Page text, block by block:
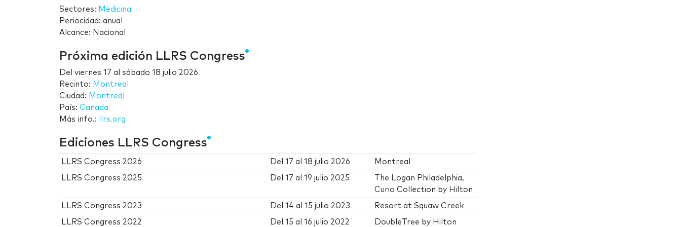
Sectores: Medicina
Periocidad: anual
Alcance: Nacional
Próxima edición LLRS Congress
Del viernes 17 al sábado 18 julio 2026
Recinto: Montreal
Ciudad: Montreal
País: Canada
Más info.:
llrs.org
Ediciones LLRS Congress
LLRS Congress 2026 Del17 al18 julio 2026 Montreal
LLRS Congress 2025 Del17 al19 julio 2025
The Logan Philadelphia,
Curio Collection by Hilton
LLRS Congress 2023 Del14 al15 julio 2023 Resort at Squaw Creek
LLRS Congress 2022 Del15 al16 julio 2022
DoubleTree by Hilton